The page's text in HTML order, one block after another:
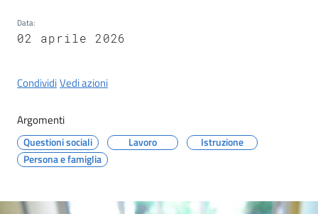
line
gli
argomenti
Data:
02 aprile 2026
CondividiVedi azioni
Argomenti
Questioni sociali Lavoro
Istruzione
Persona e famiglia